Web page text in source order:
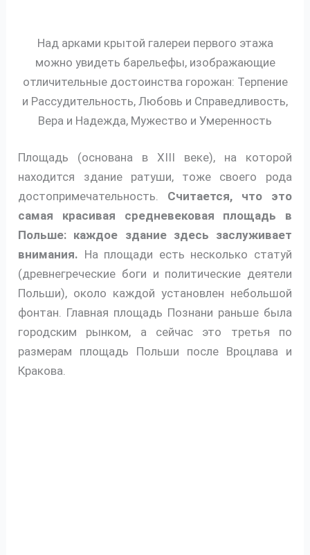
Над арками крытой галереи первого этажа
можно увидеть барельефы, изображающие
отличительные достоинства горожан: Терпение
и Рассудительность, Любовь и Справедливость,
Вера и Надежда, Мужество и Умеренность
Площадь (основана в XIII веке), на которой
находится здание ратуши, тоже своего рода
достопримечательность. Считается, что это
самая красивая средневековая площадь в
Польше: каждое здание здесь заслуживает
внимания. На площади есть несколько статуй
(древнегреческие боги и политические деятели
Польши), около каждой установлен небольшой
фонтан. Главная площадь Познани раньше была
городским рынком, а сейчас это третья по
размерам площадь Польши после Вроцлава и
Кракова.